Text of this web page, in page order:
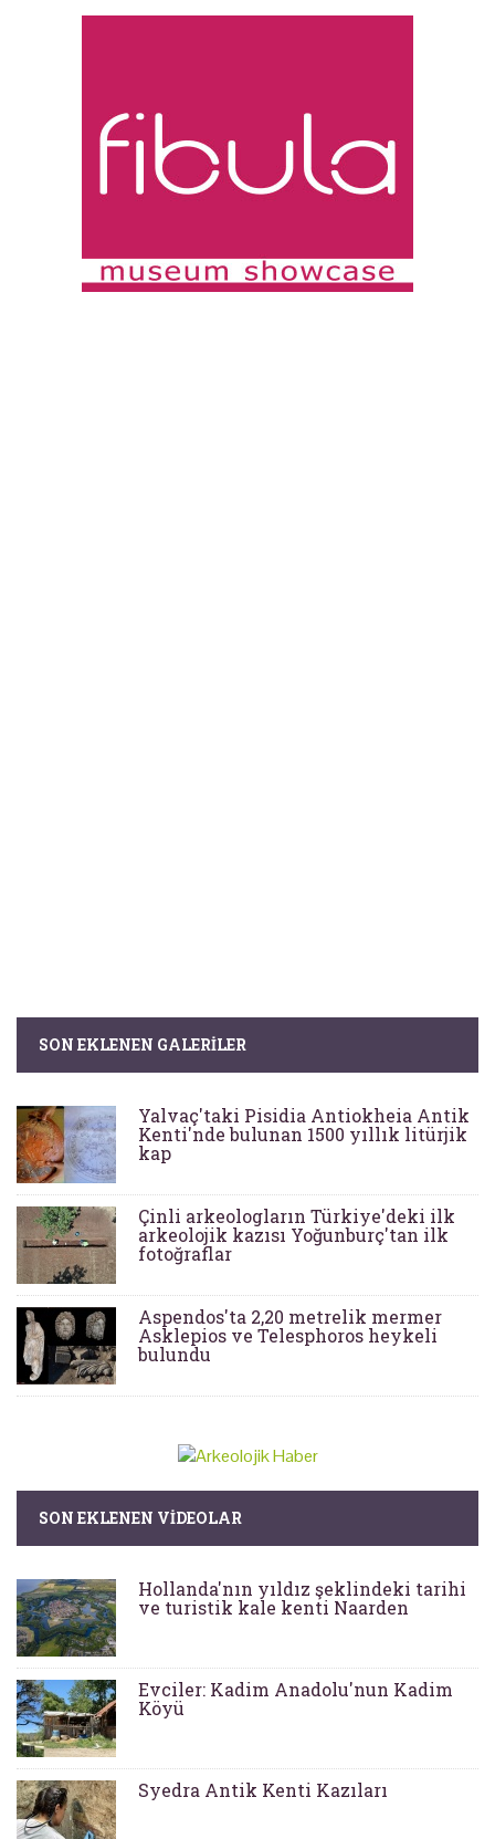
SON EKLENEN GALERILER
Yalvaç'taki Pisidia Antiokheia Antik
Kenti'nde bulunan 1500 yıllık litürjik
kap
Çinli arkeologların Türkiye'deki ilk
arkeolojik kazısı Yoğunburç'tan ilk
fotoğraflar
Aspendos'ta 2,20 metrelik mermer
Asklepios ve Telesphoros heykeli
bulundu
SON EKLENEN VIDEOLAR
Hollanda'nın yıldız şeklindeki tarihi
ve turistik kale kenti Naarden
Evciler: Kadim Anadolu'nun Kadim
Köyü
Syedra Antik Kenti Kazıları